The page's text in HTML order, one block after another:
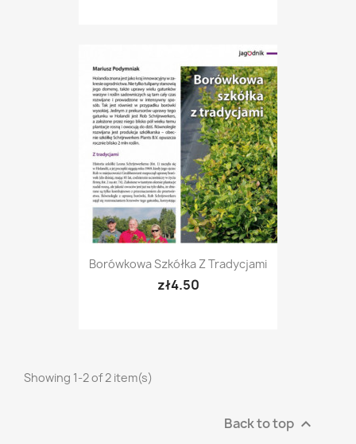
Borówkowa Szkółka Z Tradycjami
zł4.50
Showing 1-2 of 2 item(s)
Back to top 